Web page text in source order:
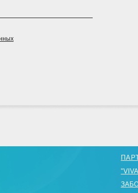
+7 (862) 230 61 20
reservation@viva-hotels.ru